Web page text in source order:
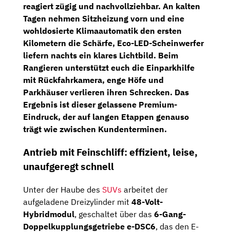
reagiert zügig und nachvollziehbar. An kalten
Tagen nehmen Sitzheizung vorn und eine
wohldosierte Klimaautomatik den ersten
Kilometern die Schärfe, Eco-LED-Scheinwerfer
liefern nachts ein klares Lichtbild. Beim
Rangieren unterstützt euch die Einparkhilfe
mit Rückfahrkamera, enge Höfe und
Parkhäuser verlieren ihren Schrecken. Das
Ergebnis ist dieser gelassene Premium-
Eindruck, der auf langen Etappen genauso
trägt wie zwischen Kundenterminen.
Antrieb mit Feinschliff: effizient, leise,
unaufgeregt schnell
Unter der Haube des SUVs arbeitet der
aufgeladene Dreizylinder mit 48-Volt-
Hybridmodul, geschaltet über das 6-Gang-
Doppelkupplungsgetriebe e-DSC6, das den E-